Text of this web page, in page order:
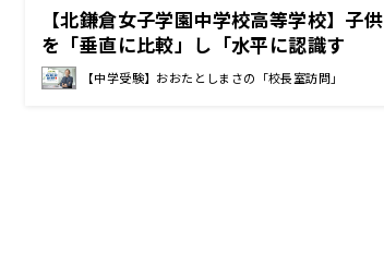
【北鎌倉女子学園中学校高等学校】子供
を「垂直に比較」し「水平に認識す
る」 佐野 朗子 校長先生
【中学受験】おおたとしまさの「校長室訪問」